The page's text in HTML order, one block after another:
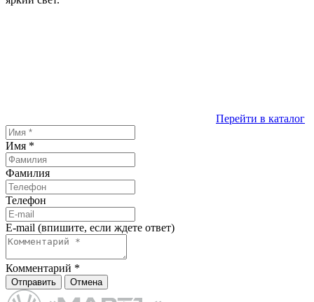
Перейти в каталог
Имя *
Фамилия
Телефон
E-mail (впишите, если ждете ответ)
Комментарий *
Отправить Отмена